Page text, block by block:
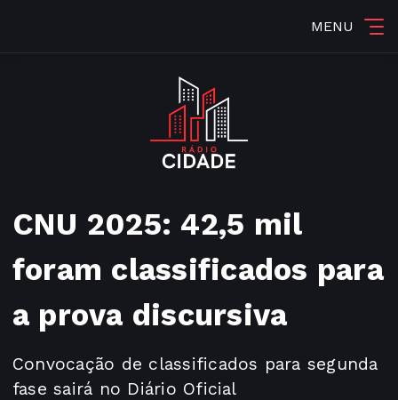
MENU
CNU 2025: 42,5 mil
foram classificados para
a prova discursiva
Convocação de classificados para segunda
fase sairá no Diário Oficial